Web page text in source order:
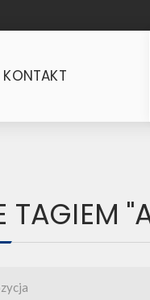
KONTAKT
TAGIEM